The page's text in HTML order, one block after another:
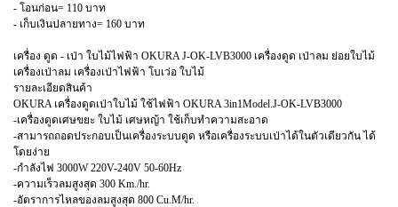
- โอนก่อน= 110 บาท
- เก็บเงินปลายทาง= 160 บาท
เครื่อง ดูด - เป่า ใบไม้ไฟฟ้า OKURA J-OK-LVB3000 เครื่องดูด เป่าลม ย่อยใบไม้
เครื่องเป่าลม เครื่องเป่าไฟฟ้า โบเว่อ ใบไม้
รายละเอียดสินค้า
OKURA เครื่องดูดเป่าใบไม้ ใช้ไฟฟ้า OKURA 3in1Model.J-OK-LVB3000
-เครื่องดูดเศษขยะ ใบไม้ เศษหญ้า ใช้เก็บทำความสะอาด
-สามารถถอดประกอบเป็นเครื่องระบบดูด หรือเครื่องระบบเป่าได้ในตัวเดียวกัน ได้
โดยง่าย
-กำลังไฟ 3000W 220V-240V 50-60Hz
-ความเร็วลมสูงสุด 300 Km./hr.
-อัตราการไหลของลมสูงสุด 800 Cu.M/hr.